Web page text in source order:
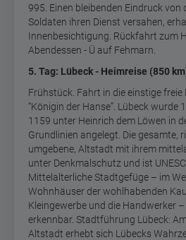
995. Einen bleibenden Eindruck von
Soldaten ihren Dienst versahen,
Innenbesichtigung. Rückfahrt zum
Abendessen - Ü auf Fehmarn.
5. Tag: Lübeck - Heimreise (850
Frühstück. Fahrt in die einstige freie
“Königin der Hanse”. Lübeck wurde
1159 unter Heinrich dem Löwen in
Grundlinien angelegt. Die gesamte,
umgebene, Altstadt mit ihrem
unter Denkmalschutz und ist
Mittelalterliche Stadtgefüge – im
Wohnhäuser der wohlhabenden
Kleingewerbe und die Handwerker
erkennbar. Stadtführung Lübeck:
Altstadt erhebt sich Lübecks